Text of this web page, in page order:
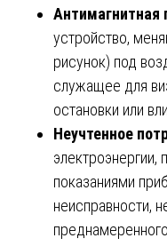
Антимагнитная
устройство,
рисунок) под
служащее для
остановки или
Неучтенное
показаниями
неисправности,